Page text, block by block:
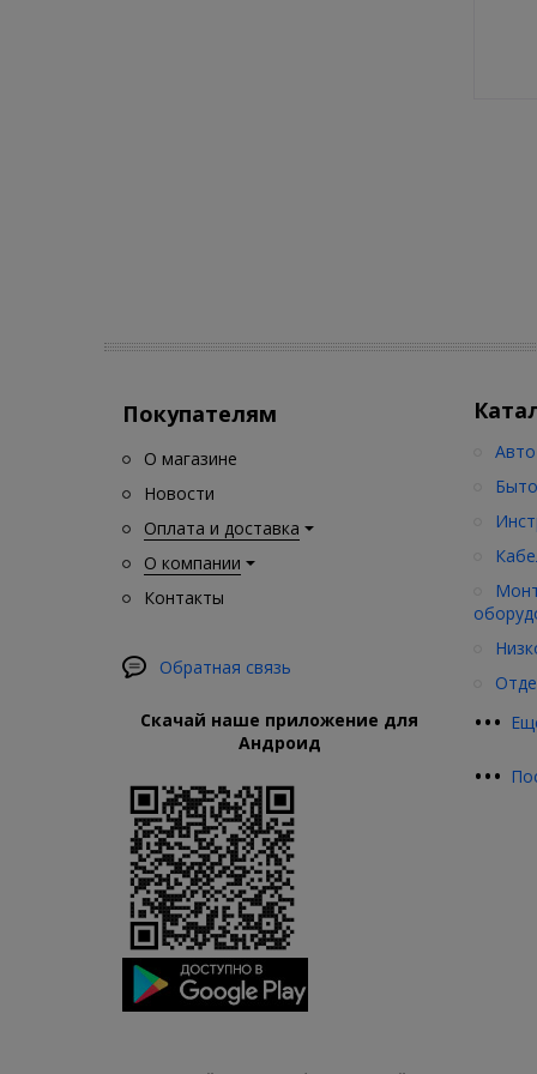
Покупателям
О магазине
Новости
Оплата и доставка
О компании
Контакты
Обратная связь
Скачай наше приложение для
Андроид
•••
•••